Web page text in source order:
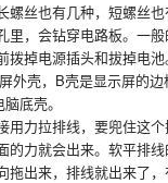
螺丝也有几种，短螺丝
里，会钻穿电路板。一
掉电源插头和拔掉电池
外壳，B壳是显示屏的
底壳。
用力拉排线，要兜住这
的力就会出来。软平排线
拖出来，排线就出来了